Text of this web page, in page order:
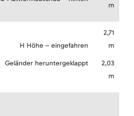
m
H Höhe – eingefahren
Geländer heruntergeklappt
2,71
m
2,03
m